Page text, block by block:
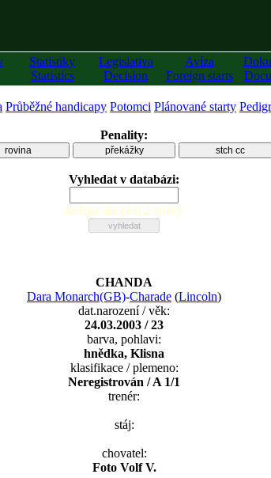
Statistiky
Statistics
Legislativa
Decision
Avíza
Foreign starts
Průběžné handicapy Potomci Plánované starty
Penality:
rovina překážky stch cc
Vyhledat v databázi:
zadejte alespoň 2 znaky
CHANDA
Dara Monarch(GB)-Charade (Lincoln)
dat.narození / věk:
24.03.2003 / 23
barva, pohlavi:
hnědka, Klisna
klasifikace / plemeno:
Neregistrován / A 1/1
trenér:
stáj:
chovatel:
Foto Volf V.